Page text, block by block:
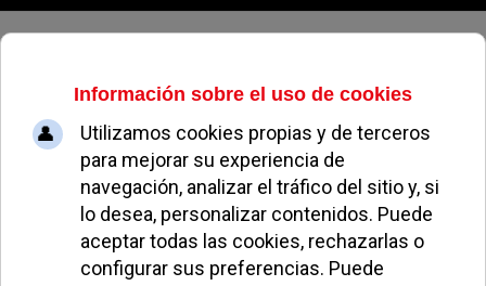
Jueves, 06 de agosto de 2026
Los pozueleros pagarán un 8,33%
menos de IBI en 2015 y podrán
fraccionarlo en 5 plazos
HÉCTOR SALAZAR NOTICIAS DE POZUELO 12 SEPTIEMBRE 2014